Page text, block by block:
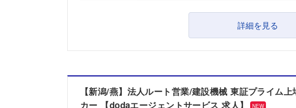
詳細を見る
【新潟/燕】法人ルート営業/建設機械 東証プライム
カー 【dodaエージェントサービス 求人】
NEW